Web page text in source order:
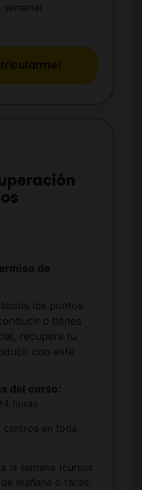
de
los puntos
o tienes
recupera tu
con este
del curso:
horas
centros en toda
la semana (cursos
mañana o tarde,